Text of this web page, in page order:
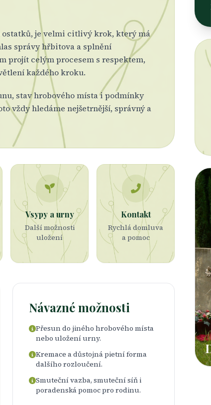
je velmi citlivý krok, který má
správy hřbitova a splnění
projít celým procesem s respektem,
každého kroku.
stav hrobového místa i podmínky
vždy hledáme nejšetrnější, správný a
Vsypy a urny
Další možnosti
uložení
Kontakt
Rychlá domluva
a pomoc
Návazné možnosti
Přesun do jiného hrobového místa
nebo uložení urny.
Kremace a důstojná pietní forma
dalšího rozloučení.
Smuteční vazba, smuteční síň i
poradenská pomoc pro rodinu.